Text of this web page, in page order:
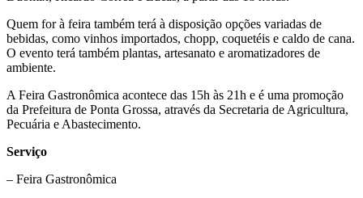
Quem for à feira também terá à disposição opções variadas de
bebidas, como vinhos importados, chopp, coquetéis e caldo de cana.
O evento terá também plantas, artesanato e aromatizadores de
ambiente.
A Feira Gastronômica acontece das 15h às 21h e é uma promoção
da Prefeitura de Ponta Grossa, através da Secretaria de Agricultura,
Pecuária e Abastecimento.
Serviço
– Feira Gastronômica